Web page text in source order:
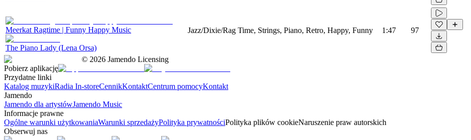
Meerkat Ragtime | Funny Happy Music
The Piano Lady (Lena Orsa)
Jazz/Dixie/Rag Time, Strings, Piano, Retro, Happy, Funny 1:47 97
© 2026 Jamendo Licensing
Pobierz aplikację
Przydatne linki
Katalog muzykiRadia In-storeCennikKontaktCentrum pomocyKontakt
Jamendo
Jamendo dla artystówJamendo Music
Informacje prawne
Ogólne warunki użytkowaniaWarunki sprzedażyPolityka prywatnościPolityka plików cookieNaruszenie praw autorskich
Obserwuj nas